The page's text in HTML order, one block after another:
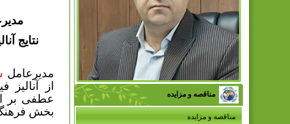
مناقصه و مزایده
مناقصه و مزایده
نتایج
مدیرعامل
از
عطفی بر
بخش